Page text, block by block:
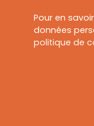
Pour en
données
politique de